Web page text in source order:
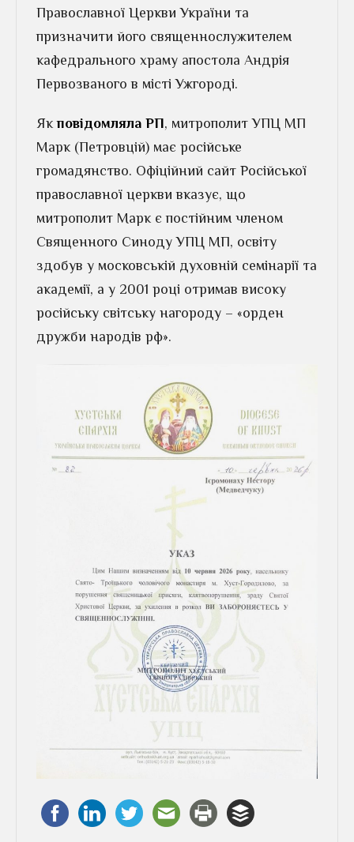
Православної Церкви України та
призначити його священнослужителем
кафедрального храму апостола Андрія
Первозваного в місті Ужгороді.
Якповідомляла РП, митрополит УПЦ МП
Марк (Петровцій) має російське
громадянство. Офіційний сайт Російської
православної церкви вказує, що
митрополит Марк є постійним членом
Священного Синоду УПЦ МП, освіту
здобув у московській духовній семінарії та
академії, а у 2001 році отримав високу
російську світську нагороду – «орден
дружби народів рф».